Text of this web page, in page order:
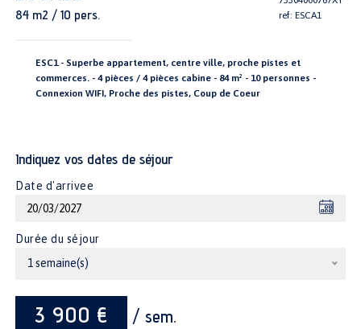
84 m2 / 10 pers.
ref: ESCA1
ESC1 - Superbe appartement, centre ville, proche pistes et
commerces. - 4 pièces / 4 pièces cabine - 84 m² - 10 personnes -
Connexion WIFI, Proche des pistes, Coup de Coeur
Indiquez vos dates de séjour
Date d'arrivee
Durée du séjour
1 semaine(s)
3 900 € / sem.